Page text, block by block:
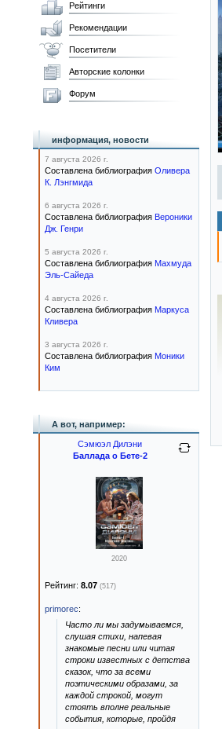
Рейтинги
Рекомендации
Посетители
Авторские колонки
Форум
информация, новости
7 августа 2026 г.
Составлена библиография Оливера
К. Лэнгмида
6 августа 2026 г.
Составлена библиография Вероники
Дж. Генри
5 августа 2026 г.
Составлена библиография Махмуда
Эль-Сайеда
4 августа 2026 г.
Составлена библиография Маркуса
Кливера
3 августа 2026 г.
Составлена библиография Моники
Ким
А вот, например:
Сэмюэл Дилэни
Баллада о Бете-2
2020
Рейтинг: 8.07 (517)
primorec:
Часто ли мы задумываемся,
слушая стихи, напевая
знакомые песни или читая
строки известных с детства
сказок, что за всеми
поэтическими образами, за
каждой строкой, могут
стоять вполне реальные
события, которые, пройдя